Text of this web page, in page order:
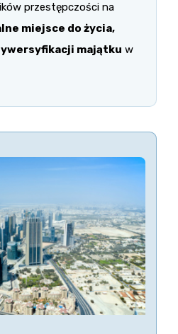
przestępczości na
miejsce do życia,
majątku w